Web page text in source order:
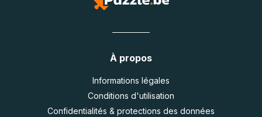
À propos
Informations légales
Conditions d'utilisation
Confidentialités & protections des données